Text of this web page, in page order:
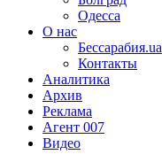
Одесса
О нас
Бессарабия.ua
Контакты
Аналитика
Архив
Реклама
Агент 007
Видео